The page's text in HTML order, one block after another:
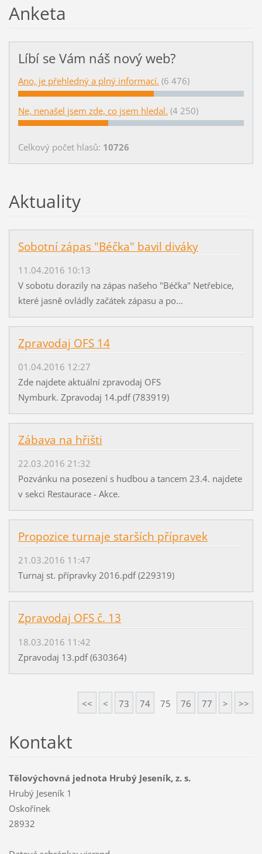
Anketa
Líbí se Vám náš nový web?
Ano, je přehledný a plný informací. (6 476)
Ne, nenašel jsem zde, co jsem hledal. (4 250)
Celkový počet hlasů: 10726
Aktuality
Sobotní zápas "Béčka" bavil diváky
11.04.2016 10:13
V sobotu dorazily na zápas našeho "Béčka" Netřebice,
které jasně ovládly začátek zápasu a po...
Zpravodaj OFS 14
01.04.2016 12:27
Zde najdete aktuální zpravodaj OFS
Nymburk. Zpravodaj 14.pdf (783919)
Zábava na hřišti
22.03.2016 21:32
Pozvánku na posezení s hudbou a tancem 23.4. najdete
v sekci Restaurace - Akce.
Propozice turnaje starších přípravek
21.03.2016 11:47
Turnaj st. přípravky 2016.pdf (229319)
Zpravodaj OFS č. 13
18.03.2016 11:42
Zpravodaj 13.pdf (630364)
<< < 73 74 75 76 77 > >>
Kontakt
Tělovýchovná jednota Hrubý Jeseník, z. s.
Hrubý Jeseník 1
Oskořínek
28932